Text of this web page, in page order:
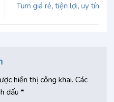
Tum giá rẻ, tiện lợi, uy tín
hiển thị công khai. Các
dấu *